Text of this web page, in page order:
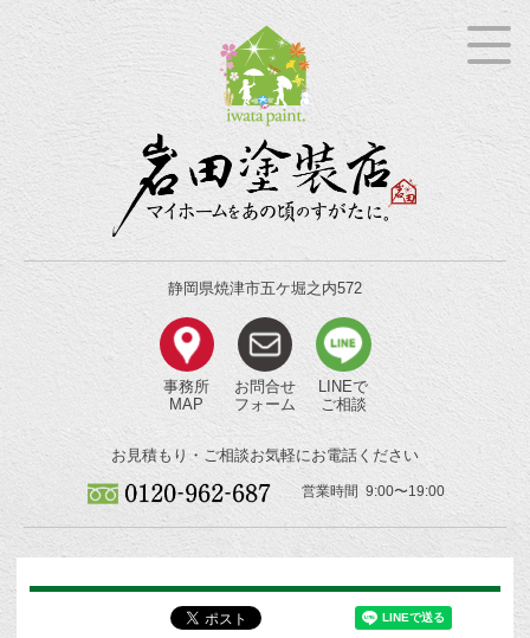
静岡県焼津市五ケ堀之内572
事務所
MAP
お問合せ
フォーム
LINEで
ご相談
お見積もり・ご相談お気軽にお電話ください
営業時間 9:00〜19:00